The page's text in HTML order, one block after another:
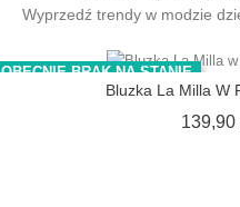
Wyprzedź trendy w modzie
OBECNIE BRAK NA STANIE
Bluzka La Milla W
139,90